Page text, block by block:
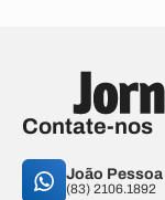
Contate-nos
João Pessoa
(83) 2106.1892